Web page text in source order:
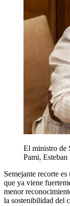
El ministro de
Pami,
Semejante recorte
que ya viene
menor
la sostenibilidad del